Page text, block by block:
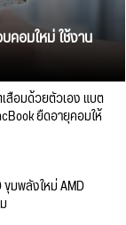
อมใหม่ ใช้งาน
สื่อมด้วยตัวเอง แบต
ยืดอายุคอมให้
ขุมพลังใหม่ AMD